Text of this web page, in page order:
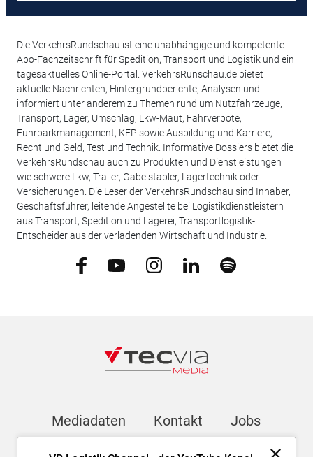
Die VerkehrsRundschau ist eine unabhängige und kompetente
Abo-Fachzeitschrift für Spedition, Transport und Logistik und ein
tagesaktuelles Online-Portal. VerkehrsRunschau.de bietet
aktuelle Nachrichten, Hintergrundberichte, Analysen und
informiert unter anderem zu Themen rund um Nutzfahrzeuge,
Transport, Lager, Umschlag, Lkw-Maut, Fahrverbote,
Fuhrparkmanagement, KEP sowie Ausbildung und Karriere,
Recht und Geld, Test und Technik. Informative Dossiers bietet die
VerkehrsRundschau auch zu Produkten und Dienstleistungen
wie schwere Lkw, Trailer, Gabelstapler, Lagertechnik oder
Versicherungen. Die Leser der VerkehrsRundschau sind Inhaber,
Geschäftsführer, leitende Angestellte bei Logistikdienstleistern
aus Transport, Spedition und Lagerei, Transportlogistik-
Entscheider aus der verladenden Wirtschaft und Industrie.
Mediadaten Kontakt Jobs